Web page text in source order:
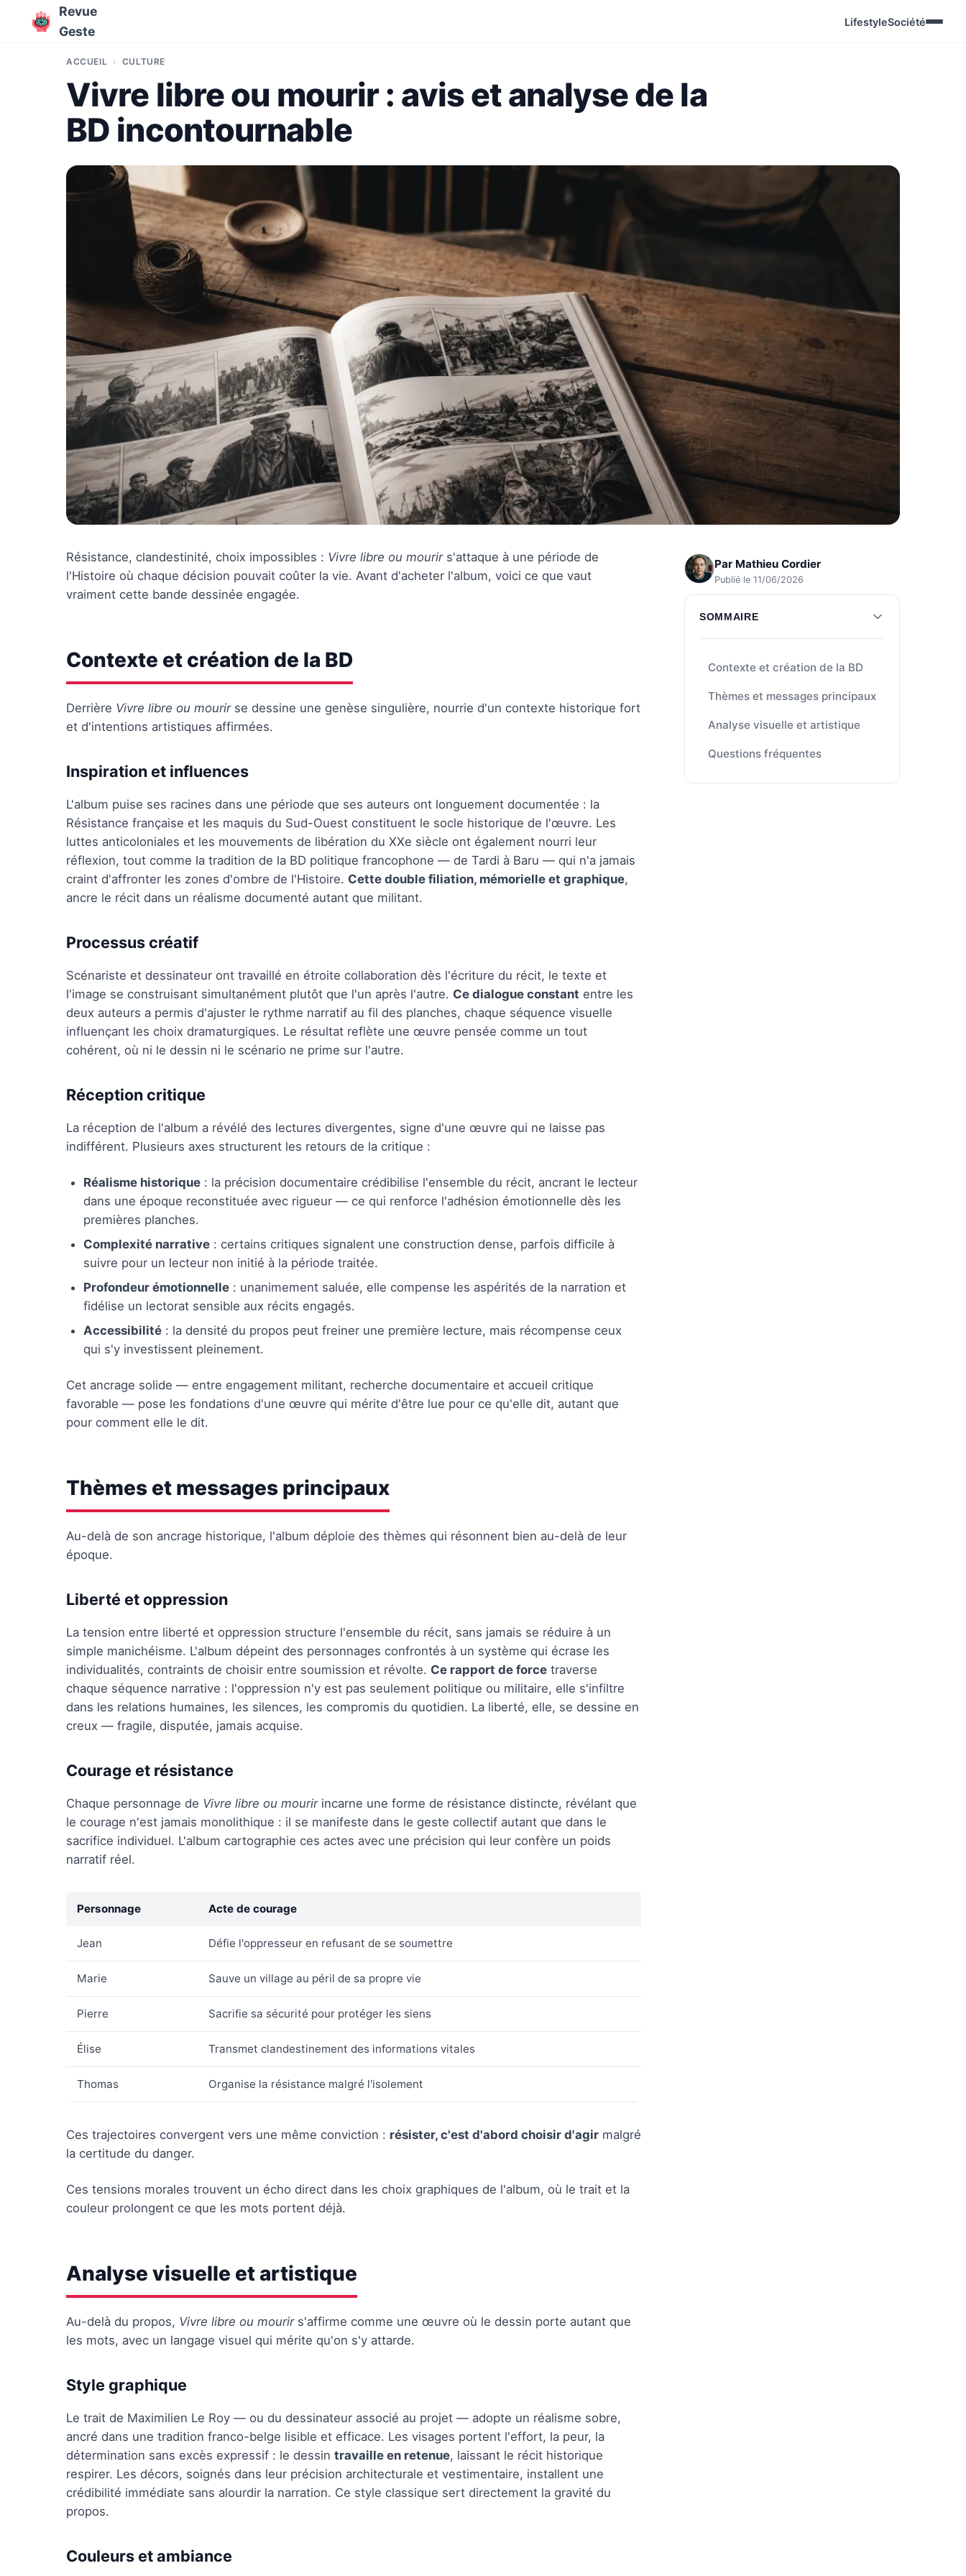
Revue
Geste
LifestyleSociété
ACCUEIL CULTURE
Vivre libre ou mourir : avis et analyse de la
BD incontournable
Par Mathieu Cordier
Publié le 11/06/2026
SOMMAIRE
Contexte et création de la BD
Thèmes et messages principaux
Analyse visuelle et artistique
Questions fréquentes
Résistance, clandestinité, choix impossibles : Vivre libre ou mourirs'attaque à une période de
l'Histoire où chaque décision pouvait coûter la vie. Avant d'acheter l'album, voici ce que vaut
vraiment cette bande dessinée engagée.
Contexte et création de la BD
Derrière Vivre libre ou mourirse dessine une genèse singulière, nourrie d'un contexte historique fort
et d'intentions artistiques affirmées.
Inspiration et influences
L'album puise ses racines dans une période que ses auteurs ont longuement documentée : la
Résistance française et les maquis du Sud-Ouest constituent le socle historique de l'œuvre. Les
luttes anticoloniales et les mouvements de libération du XXe siècle ont également nourri leur
réflexion, tout comme la tradition de la BD politique francophone — de Tardi à Baru — qui n'a jamais
craint d'affronter les zones d'ombre de l'Histoire. Cette double filiation, mémorielle et graphique,
ancre le récit dans un réalisme documenté autant que militant.
Processus créatif
Scénariste et dessinateur ont travaillé en étroite collaboration dès l'écriture du récit, le texte et
l'image se construisant simultanément plutôt que l'un après l'autre. Ce dialogue constant entre les
deux auteurs a permis d'ajuster le rythme narratif au fil des planches, chaque séquence visuelle
influençant les choix dramaturgiques. Le résultat reflète une œuvre pensée comme un tout
cohérent, où ni le dessin ni le scénario ne prime sur l'autre.
Réception critique
La réception de l'album a révélé des lectures divergentes, signe d'une œuvre qui ne laisse pas
indifférent. Plusieurs axes structurent les retours de la critique :
Réalisme historique : la précision documentaire crédibilise l'ensemble du récit, ancrant le lecteur
dans une époque reconstituée avec rigueur — ce qui renforce l'adhésion émotionnelle dès les
premières planches.
Complexité narrative : certains critiques signalent une construction dense, parfois difficile à
suivre pour un lecteur non initié à la période traitée.
Profondeur émotionnelle : unanimement saluée, elle compense les aspérités de la narration et
fidélise un lectorat sensible aux récits engagés.
Accessibilité : la densité du propos peut freiner une première lecture, mais récompense ceux
qui s'y investissent pleinement.
Cet ancrage solide — entre engagement militant, recherche documentaire et accueil critique
favorable — pose les fondations d'une œuvre qui mérite d'être lue pour ce qu'elle dit, autant que
pour comment elle le dit.
Thèmes et messages principaux
Au-delà de son ancrage historique, l'album déploie des thèmes qui résonnent bien au-delà de leur
époque.
Liberté et oppression
La tension entre liberté et oppression structure l'ensemble du récit, sans jamais se réduire à un
simple manichéisme. L'album dépeint des personnages confrontés à un système qui écrase les
individualités, contraints de choisir entre soumission et révolte. Ce rapport de force traverse
chaque séquence narrative : l'oppression n'y est pas seulement politique ou militaire, elle s'infiltre
dans les relations humaines, les silences, les compromis du quotidien. La liberté, elle, se dessine en
creux — fragile, disputée, jamais acquise.
Courage et résistance
Chaque personnage de Vivre libre ou mouririncarne une forme de résistance distincte, révélant que
le courage n'est jamais monolithique : il se manifeste dans le geste collectif autant que dans le
sacrifice individuel. L'album cartographie ces actes avec une précision qui leur confère un poids
narratif réel.
Personnage Acte de courage
Jean Défie l'oppresseur en refusant de se soumettre
Marie Sauve un village au péril de sa propre vie
Pierre Sacrifie sa sécurité pour protéger les siens
Élise Transmet clandestinement des informations vitales
Thomas Organise la résistance malgré l'isolement
Ces trajectoires convergent vers une même conviction : résister, c'est d'abord choisir d'agir malgré
la certitude du danger.
Ces tensions morales trouvent un écho direct dans les choix graphiques de l'album, où le trait et la
couleur prolongent ce que les mots portent déjà.
Analyse visuelle et artistique
Au-delà du propos, Vivre libre ou mourirs'affirme comme une œuvre où le dessin porte autant que
les mots, avec un langage visuel qui mérite qu'on s'y attarde.
Style graphique
Le trait de Maximilien Le Roy — ou du dessinateur associé au projet — adopte un réalisme sobre,
ancré dans une tradition franco-belge lisible et efficace. Les visages portent l'effort, la peur, la
détermination sans excès expressif : le dessin travaille en retenue, laissant le récit historique
respirer. Les décors, soignés dans leur précision architecturale et vestimentaire, installent une
crédibilité immédiate sans alourdir la narration. Ce style classique sert directement la gravité du
propos.
Couleurs et ambiance